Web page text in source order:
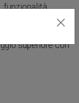
funzionalità
superiore con